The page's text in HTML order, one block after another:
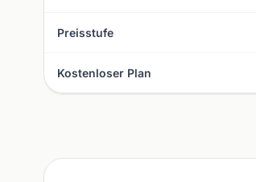
Preisstufe
Kostenloser Plan